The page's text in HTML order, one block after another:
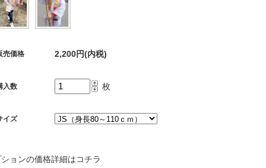
売価格 2,200円(内税)
入数 枚
イズ
ョンの価格詳細はコチラ